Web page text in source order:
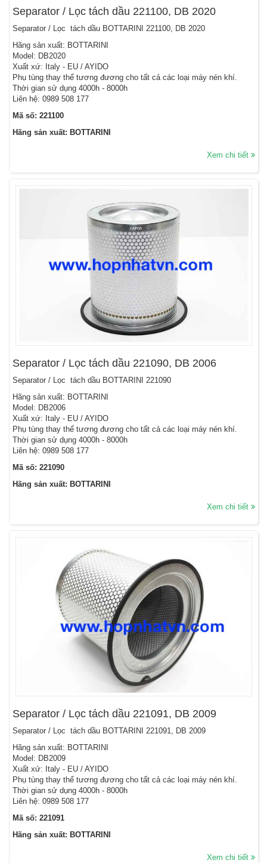
Separator / Lọc tách dầu 221100, DB 2020
Separator / Lọc tách dầu BOTTARINI 221100, DB 2020
Hãng sản xuất: BOTTARINI
Model: DB2020
Xuất xứ: Italy - EU / AYIDO
Phụ tùng thay thế tương đương cho tất cả các loại máy nén khí.
Thời gian sử dụng 4000h - 8000h
Liên hệ: 0989 508 177
Mã số: 221100
Hãng sản xuất: BOTTARINI
Xem chi tiết
Separator / Lọc tách dầu 221090, DB 2006
Separator / Lọc tách dầu BOTTARINI 221090
Hãng sản xuất: BOTTARINI
Model: DB2006
Xuất xứ: Italy - EU / AYIDO
Phụ tùng thay thế tương đương cho tất cả các loại máy nén khí.
Thời gian sử dụng 4000h - 8000h
Liên hệ: 0989 508 177
Mã số: 221090
Hãng sản xuất: BOTTARINI
Xem chi tiết
Separator / Lọc tách dầu 221091, DB 2009
Separator / Lọc tách dầu BOTTARINI 221091, DB 2009
Hãng sản xuất: BOTTARINI
Model: DB2009
Xuất xứ: Italy - EU / AYIDO
Phụ tùng thay thế tương đương cho tất cả các loại máy nén khí.
Thời gian sử dụng 4000h - 8000h
Liên hệ: 0989 508 177
Mã số: 221091
Hãng sản xuất: BOTTARINI
Xem chi tiết